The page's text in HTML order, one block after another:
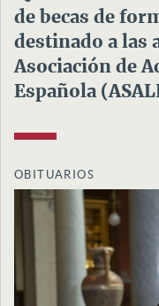
de becas de
destinado a las
Asociación de
Española
OBITUARIOS